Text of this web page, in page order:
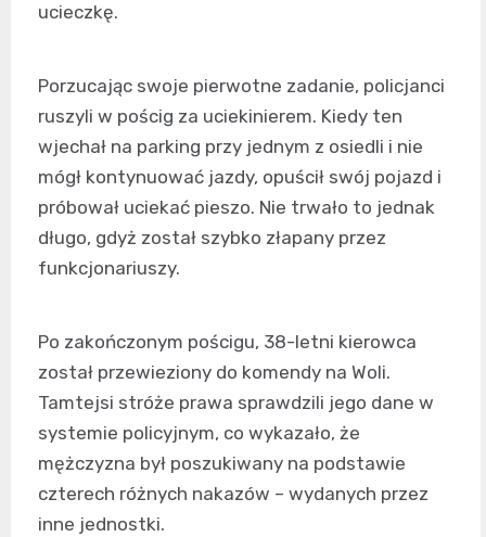
ucieczkę.
Porzucając swoje pierwotne zadanie, policjanci
ruszyli w pościg za uciekinierem. Kiedy ten
wjechał na parking przy jednym z osiedli i nie
mógł kontynuować jazdy, opuścił swój pojazd i
próbował uciekać pieszo. Nie trwało to jednak
długo, gdyż został szybko złapany przez
funkcjonariuszy.
Po zakończonym pościgu, 38-letni kierowca
został przewieziony do komendy na Woli.
Tamtejsi stróże prawa sprawdzili jego dane w
systemie policyjnym, co wykazało, że
mężczyzna był poszukiwany na podstawie
czterech różnych nakazów – wydanych przez
inne jednostki.